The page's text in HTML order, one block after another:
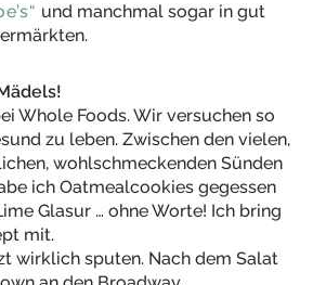
und manchmal sogar in gut
Whole Foods. Wir versuchen so
zu leben. Zwischen den vielen,
wohlschmeckenden Sünden
ich Oatmealcookies gegessen
Glasur … ohne Worte! Ich bring
mit.
wirklich sputen. Nach dem Salat